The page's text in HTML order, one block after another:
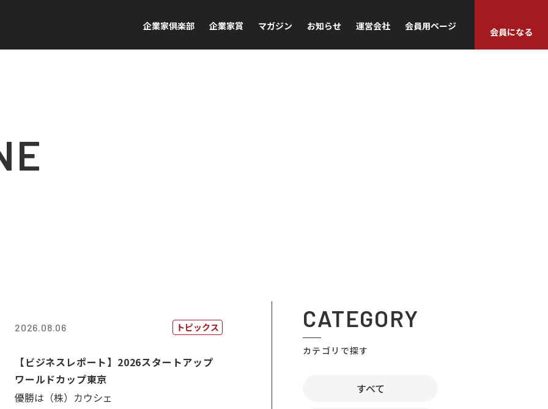
企業家倶楽部 企業家賞 マガジン お知らせ 運営会社 会員用ページ
会員になる
2026.08.06 トピックス
【ビジネスレポート】2026スタートアップ
ワールドカップ東京
優勝は（株）カウシェ
CATEGORY
カテゴリで探す
すべて